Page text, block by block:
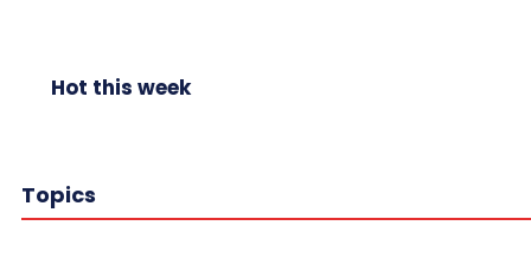
Hot this week
Topics